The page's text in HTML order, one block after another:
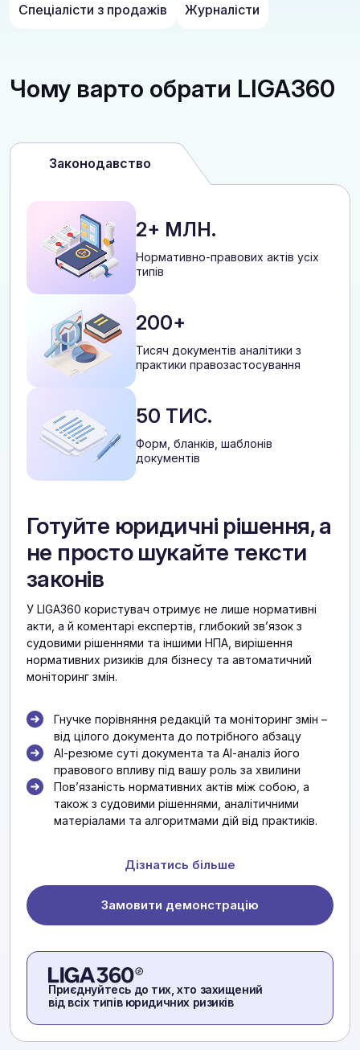
Спеціалісти з продажів Журналісти
Чому варто обрати LIGA360
Законодавство
2+ МЛН.
Нормативно-правових актів усіх
типів
200+
Тисяч документів аналітики з
практики правозастосування
50 ТИС.
Форм, бланків, шаблонів
документів
Готуйте юридичні рішення, а
не просто шукайте тексти
законів
У LIGA360 користувач отримує не лише нормативні
акти, а й коментарі експертів, глибокий звʼязок з
судовими рішеннями та іншими НПА, вирішення
нормативних ризиків для бізнесу та автоматичний
моніторинг змін.
Гнучке порівняння редакцій та моніторинг змін –
від цілого документа до потрібного абзацу
АІ-резюме суті документа та АІ-аналіз його
правового впливу під вашу роль за хвилини
Повʼязаність нормативних актів між собою, а
також з судовими рішеннями, аналітичними
матеріалами та алгоритмами дій від практиків.
Дізнатись більше
Замовити демонстрацію
Приєднуйтесь до тих, хто захищений
від всіх типів юридичних ризиків